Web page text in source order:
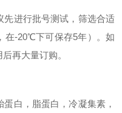
先进行批号测试，筛选合适
在-20℃下可保存5年）。如
再大量订购。
白，脂蛋白，冷凝集素，